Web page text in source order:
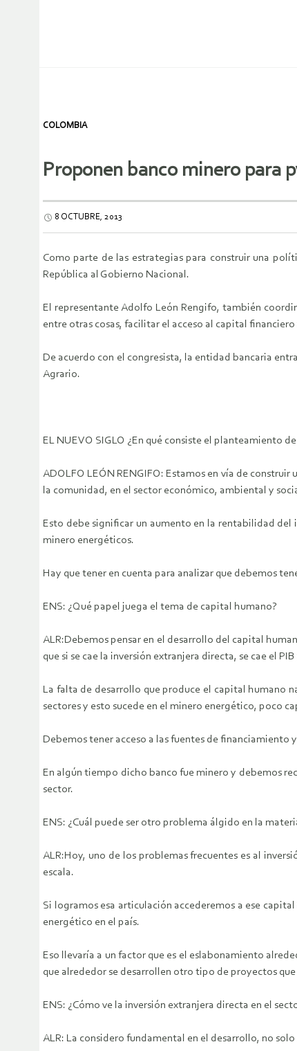
COLOMBIA
Proponen banco minero para
8 OCTUBRE, 2013
Como parte de las estrategias para construir una
República al Gobierno Nacional.
El representante Adolfo León Rengifo, también
entre otras cosas, facilitar el acceso al capital
De acuerdo con el congresista, la entidad bancaria
Agrario.
EL NUEVO SIGLO ¿En qué consiste el planteamiento
ADOLFO LEÓN RENGIFO: Estamos en vía de
la comunidad, en el sector económico, ambiental y
Esto debe significar un aumento en la rentabilidad
minero energéticos.
Hay que tener en cuenta para analizar que debemos
ENS: ¿Qué papel juega el tema de capital humano?
ALR:Debemos pensar en el desarrollo del capital
que si se cae la inversión extranjera directa, se cae el
La falta de desarrollo que produce el capital humano
sectores y esto sucede en el minero energético, poco
Debemos tener acceso a las fuentes de
En algún tiempo dicho banco fue minero y debemos
sector.
ENS: ¿Cuál puede ser otro problema álgido en la
ALR:Hoy, uno de los problemas frecuentes es al
escala.
Si logramos esa articulación accederemos a ese
energético en el país.
Eso llevaría a un factor que es el eslabonamiento
que alrededor se desarrollen otro tipo de proyectos
ENS: ¿Cómo ve la inversión extranjera directa en el
ALR: La considero fundamental en el desarrollo, no